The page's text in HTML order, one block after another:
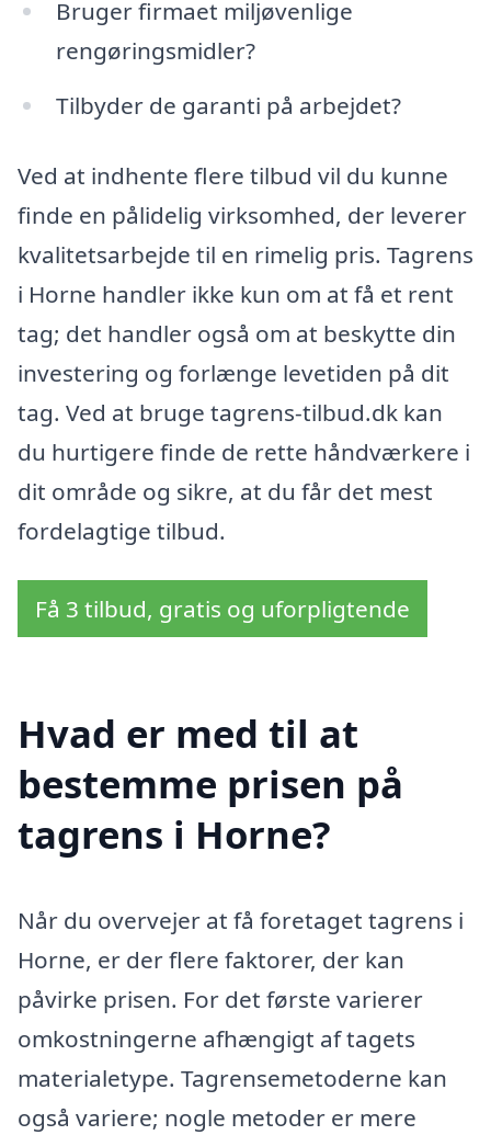
Bruger firmaet miljøvenlige
rengøringsmidler?
Tilbyder de garanti på arbejdet?
Ved at indhente flere tilbud vil du kunne
finde en pålidelig virksomhed, der leverer
kvalitetsarbejde til en rimelig pris. Tagrens
i Horne handler ikke kun om at få et rent
tag; det handler også om at beskytte din
investering og forlænge levetiden på dit
tag. Ved at bruge tagrens-tilbud.dk kan
du hurtigere finde de rette håndværkere i
dit område og sikre, at du får det mest
fordelagtige tilbud.
Få 3 tilbud, gratis og uforpligtende
Hvad er med til at
bestemme prisen på
tagrens i Horne?
Når du overvejer at få foretaget tagrens i
Horne, er der flere faktorer, der kan
påvirke prisen. For det første varierer
omkostningerne afhængigt af tagets
materialetype. Tagrensemetoderne kan
også variere; nogle metoder er mere